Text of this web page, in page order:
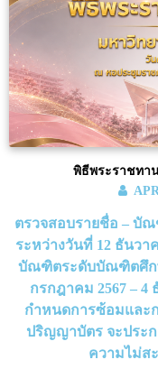
พิธีพระราชทา
ตรวจสอบรายชื่อ – บั
ระหว่างวันที่ 12 ธันวา
บัณฑิตระดับบัณฑิตศึกษ
กรกฎาคม 2567 – 4
กำหนดการซ้อมและ
ปริญญาบัตร จะประ
ความไม่ส